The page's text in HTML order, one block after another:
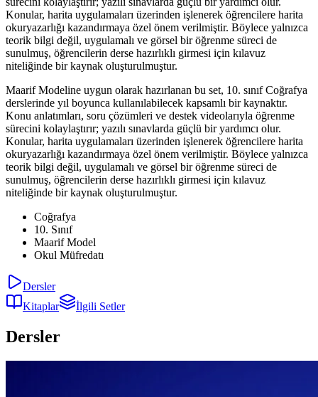
Konular, harita uygulamaları üzerinden işlenerek öğrencilere harita
okuryazarlığı kazandırmaya özel önem verilmiştir. Böylece yalnızca
teorik bilgi değil, uygulamalı ve görsel bir öğrenme süreci de
sunulmuş, öğrencilerin derse hazırlıklı girmesi için kılavuz
niteliğinde bir kaynak oluşturulmuştur.
Maarif Modeline uygun olarak hazırlanan bu set, 10. sınıf Coğrafya
derslerinde yıl boyunca kullanılabilecek kapsamlı bir kaynaktır.
Konu anlatımları, soru çözümleri ve destek videolarıyla öğrenme
sürecini kolaylaştırır; yazılı sınavlarda güçlü bir yardımcı olur.
Konular, harita uygulamaları üzerinden işlenerek öğrencilere harita
okuryazarlığı kazandırmaya özel önem verilmiştir. Böylece yalnızca
teorik bilgi değil, uygulamalı ve görsel bir öğrenme süreci de
sunulmuş, öğrencilerin derse hazırlıklı girmesi için kılavuz
niteliğinde bir kaynak oluşturulmuştur.
Coğrafya
10. Sınıf
Maarif Model
Okul Müfredatı
Dersler
Kitaplar
İlgili Setler
Dersler